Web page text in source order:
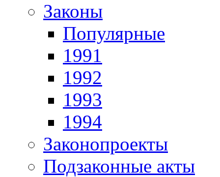
Законы
Популярные
1991
1992
1993
1994
Законопроекты
Подзаконные акты